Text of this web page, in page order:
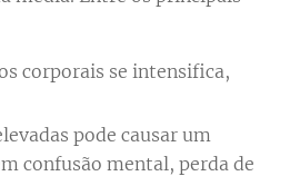
corporais se intensifica,
pode causar um
confusão mental, perda de